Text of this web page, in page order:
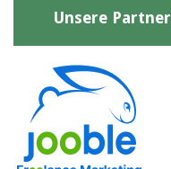
Unsere Partner